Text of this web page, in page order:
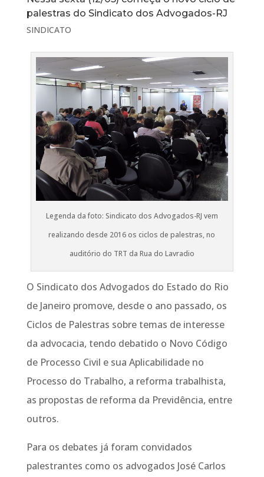
palestras do Sindicato dos Advogados-RJ
SINDICATO
Legenda da foto: Sindicato dos Advogados-RJ vem
realizando desde 2016 os ciclos de palestras, no
auditório do TRT da Rua do Lavradio⁠⁠⁠⁠
O Sindicato dos Advogados do Estado do Rio
de Janeiro promove, desde o ano passado, os
Ciclos de Palestras sobre temas de interesse
da advocacia, tendo debatido o Novo Código
de Processo Civil e sua Aplicabilidade no
Processo do Trabalho, a reforma trabalhista,
as propostas de reforma da Previdência, entre
outros.
Para os debates já foram convidados
palestrantes como os advogados José Carlos